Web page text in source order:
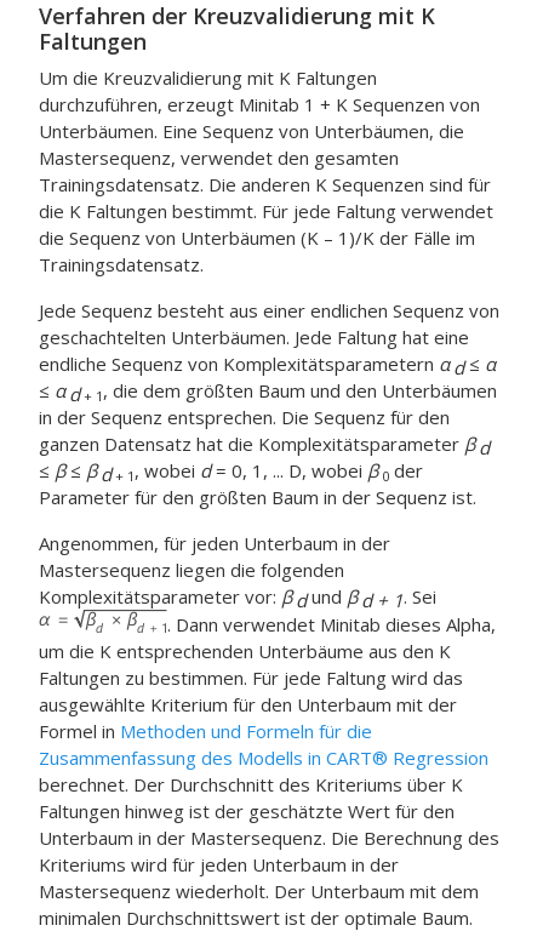
Verfahren der Kreuzvalidierung mit K
Faltungen
Um die Kreuzvalidierung mit K Faltungen
durchzuführen, erzeugt Minitab 1 + K Sequenzen von
Unterbäumen. Eine Sequenz von Unterbäumen, die
Mastersequenz, verwendet den gesamten
Trainingsdatensatz. Die anderen K Sequenzen sind für
die K Faltungen bestimmt. Für jede Faltung verwendet
die Sequenz von Unterbäumen (K – 1)/K der Fälle im
Trainingsdatensatz.
Jede Sequenz besteht aus einer endlichen Sequenz von
geschachtelten Unterbäumen. Jede Faltung hat eine
endliche Sequenz von Komplexitätsparametern α d≤ α
≤ α d+ 1, die dem größten Baum und den Unterbäumen
in der Sequenz entsprechen. Die Sequenz für den
ganzen Datensatz hat die Komplexitätsparameter β d
≤ β≤ β d+ 1, wobei d= 0, 1, ... D, wobei β 0 der
Parameter für den größten Baum in der Sequenz ist.
Angenommen, für jeden Unterbaum in der
Mastersequenz liegen die folgenden
Komplexitätsparameter vor: β dund βd + 1. Sei
. Dann verwendet Minitab dieses Alpha,
um die K entsprechenden Unterbäume aus den K
Faltungen zu bestimmen. Für jede Faltung wird das
ausgewählte Kriterium für den Unterbaum mit der
Formel in Methoden und Formeln für die
Zusammenfassung des Modells in CART® Regression
berechnet. Der Durchschnitt des Kriteriums über K
Faltungen hinweg ist der geschätzte Wert für den
Unterbaum in der Mastersequenz. Die Berechnung des
Kriteriums wird für jeden Unterbaum in der
Mastersequenz wiederholt. Der Unterbaum mit dem
minimalen Durchschnittswert ist der optimale Baum.